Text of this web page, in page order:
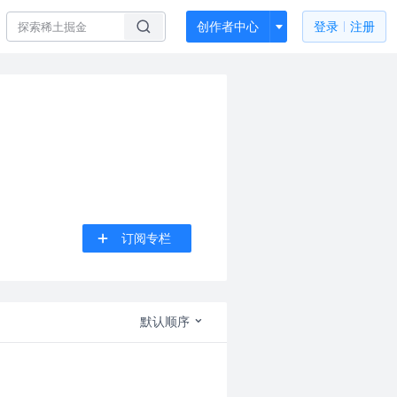
创作者中心 登录 注册
订阅专栏
默认顺序